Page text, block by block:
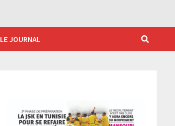
LE JOURNAL